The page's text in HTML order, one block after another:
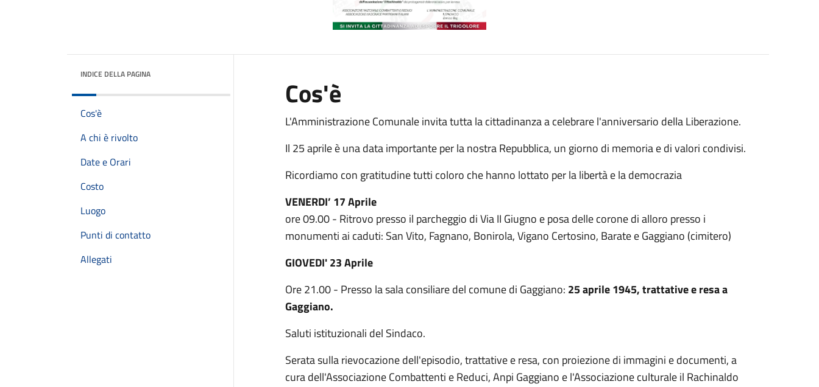
INDICE DELLA PAGINA
Cos'è
A chi è rivolto
Date e Orari
Costo
Luogo
Punti di contatto
Allegati
Cos'è
L'Amministrazione Comunale invita tutta la cittadinanza a celebrare l'anniversario della Liberazione.
Il 25 aprile è una data importante per la nostra Repubblica, un giorno di memoria e di valori condivisi.
Ricordiamo con gratitudine tutti coloro che hanno lottato per la libertà e la democrazia
VENERDI’ 17 Aprile
ore 09.00 - Ritrovo presso il parcheggio di Via II Giugno e posa delle corone di alloro presso i
monumenti ai caduti: San Vito, Fagnano, Bonirola, Vigano Certosino, Barate e Gaggiano (cimitero)
GIOVEDI' 23 Aprile
Ore 21.00 - Presso la sala consiliare del comune di Gaggiano: 25 aprile 1945, trattative e resa a
Gaggiano.
Saluti istituzionali del Sindaco.
Serata sulla rievocazione dell'episodio, trattative e resa, con proiezione di immagini e documenti, a
cura dell'Associazione Combattenti e Reduci, Anpi Gaggiano e l'Associazione culturale il Rachinaldo